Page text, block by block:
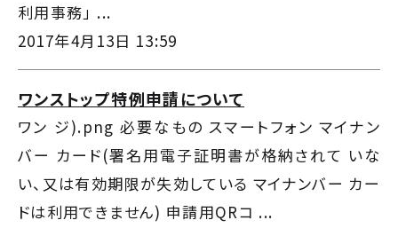
利用事務」 ...
2017年4月13日 13:59
ワンストップ特例申請について
ワン ジ).png 必要なもの スマートフォン マイナン
バー カード(署名用電子証明書が格納されて いな
い、又は有効期限が失効している マイナンバー カー
ドは利用できません) 申請用QRコ ...